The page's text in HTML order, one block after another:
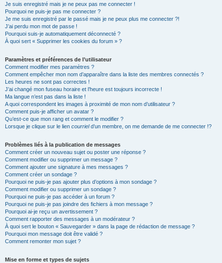
Je suis enregistré mais je ne peux pas me connecter !
Pourquoi ne puis-je pas me connecter ?
Je me suis enregistré par le passé mais je ne peux plus me connecter ?!
J’ai perdu mon mot de passe !
Pourquoi suis-je automatiquement déconnecté ?
À quoi sert « Supprimer les cookies du forum » ?
Paramètres et préférences de l’utilisateur
Comment modifier mes paramètres ?
Comment empêcher mon nom d’apparaître dans la liste des membres connectés ?
Les heures ne sont pas correctes !
J’ai changé mon fuseau horaire et l’heure est toujours incorrecte !
Ma langue n’est pas dans la liste !
A quoi correspondent les images à proximité de mon nom d’utilisateur ?
Comment puis-je afficher un avatar ?
Qu’est-ce que mon rang et comment le modifier ?
Lorsque je clique sur le lien courrield’un membre, on me demande de me connecter !?
Problèmes liés à la publication de messages
Comment créer un nouveau sujet ou poster une réponse ?
Comment modifier ou supprimer un message ?
Comment ajouter une signature à mes messages ?
Comment créer un sondage ?
Pourquoi ne puis-je pas ajouter plus d’options à mon sondage ?
Comment modifier ou supprimer un sondage ?
Pourquoi ne puis-je pas accéder à un forum ?
Pourquoi ne puis-je pas joindre des fichiers à mon message ?
Pourquoi ai-je reçu un avertissement ?
Comment rapporter des messages à un modérateur ?
À quoi sert le bouton « Sauvegarder » dans la page de rédaction de message ?
Pourquoi mon message doit être validé ?
Comment remonter mon sujet ?
Mise en forme et types de sujets